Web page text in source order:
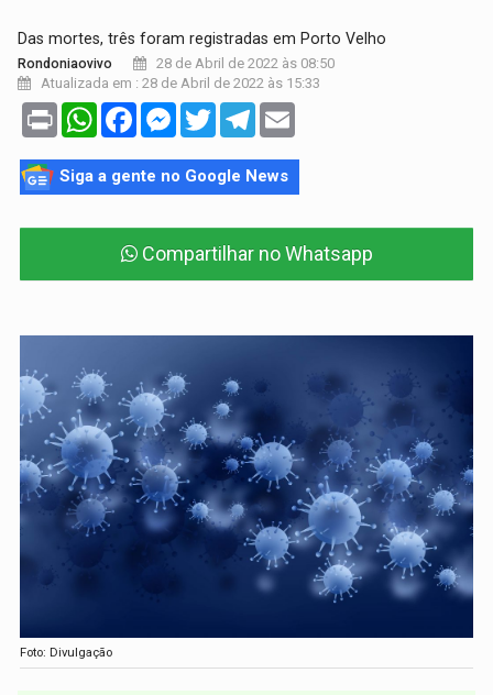
Das mortes, três foram registradas em Porto Velho
Rondoniaovivo
28 de Abril de 2022 às 08:50
Atualizada em : 28 de Abril de 2022 às 15:33
Print WhatsAppFacebookMessenger
TwitterTelegram
Siga a gente no Google News
Compartilhar no Whatsapp
Foto: Divulgação